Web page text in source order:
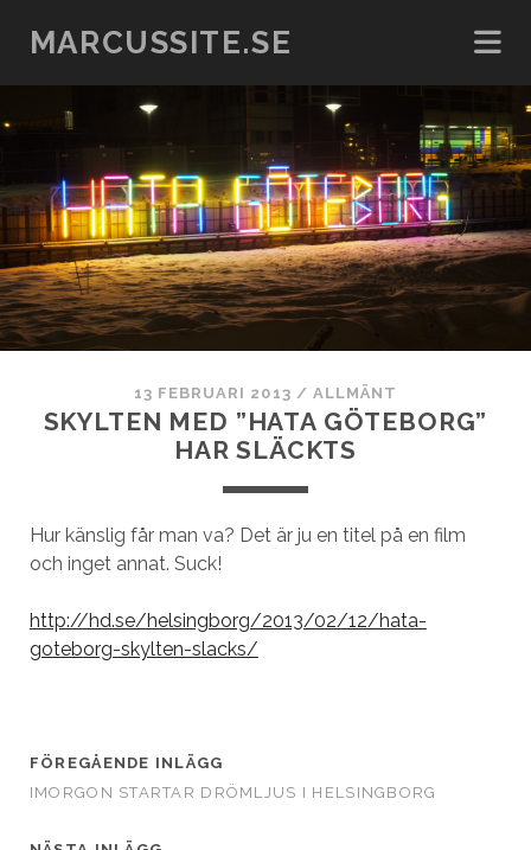
MARCUSSITE.SE
13 FEBRUARI 2013 / ALLMÄNT
SKYLTEN MED ”HATA GÖTEBORG”
HAR SLÄCKTS
Hur känslig får man va? Det är ju en titel på en film
och inget annat. Suck!
http://hd.se/helsingborg/2013/02/12/hata-
goteborg-skylten-slacks/
FÖREGÅENDE INLÄGG
IMORGON STARTAR DRÖMLJUS I HELSINGBORG